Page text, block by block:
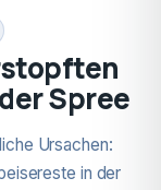
Spree
Ursachen:
in der